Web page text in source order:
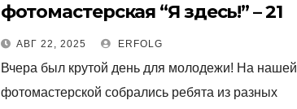
фотомастерская “Я здесь!” – 21
августа!
АВГ 22, 2025 ERFOLG
Вчера был крутой день для молодежи! На нашей
фотомастерской собрались ребята из разных